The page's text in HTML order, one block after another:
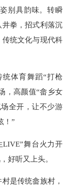
别具韵味。转瞬
拳，招式利落沉
统文化与现代科
体育舞蹈“打枪
，高颜值“畲乡女
全开，让不少游
！”
舞台火力开
好听又上头。
是传统畲族村，